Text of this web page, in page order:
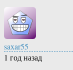
saxar55
1 год назад